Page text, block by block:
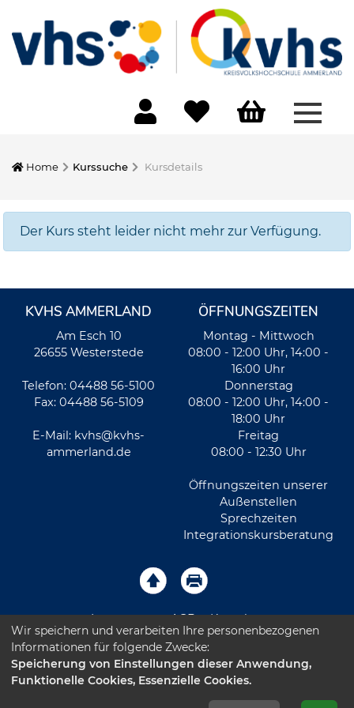
Home Kurssuche Kursdetails
Der Kurs steht leider nicht mehr zur Verfügung.
KVHS AMMERLAND
Am Esch 10
26655 Westerstede
Telefon: 04488 56-5100
Fax: 04488 56-5109
E-Mail: kvhs@kvhs-
ammerland.de
ÖFFNUNGSZEITEN
Montag - Mittwoch
08:00 - 12:00 Uhr, 14:00 -
16:00 Uhr
Donnerstag
08:00 - 12:00 Uhr, 14:00 -
18:00 Uhr
Freitag
08:00 - 12:30 Uhr
Öffnungszeiten unserer
Außenstellen
Sprechzeiten
Integrationskursberatung
Impressum AGB Kontakt
Sitemap Datenschutz Leichte Sprache
Barrierefreiheitserklärung
Wir speichern und verarbeiten Ihre personenbezogenen
Informationen für folgende Zwecke:
Speicherung von Einstellungen dieser Anwendung,
Funktionelle Cookies, Essenzielle Cookies.